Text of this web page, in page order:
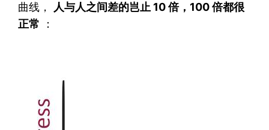
曲线，
人与人之间差的岂止 10 倍，100 倍都很
正常 ：